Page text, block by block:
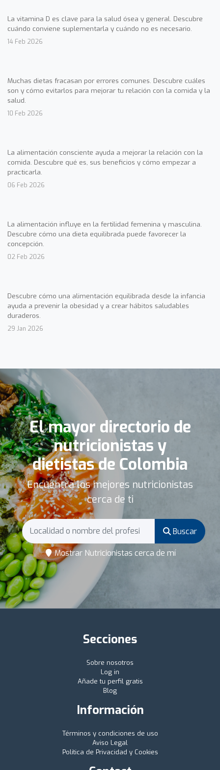
La vitamina D es clave para la salud ósea y general. Descubre
cuándo conviene suplementarla y cuándo no es necesario.
14 Feb 2026
Muchas dietas fracasan por errores comunes. Descubre cuáles
son y cómo evitarlos para mejorar tu relación con la comida y la
salud.
10 Feb 2026
La alimentación consciente ayuda a mejorar la relación con la
comida. Descubre qué es, sus beneficios y cómo empezar a
practicarla.
06 Feb 2026
La alimentación influye en la fertilidad femenina y masculina.
Descubre cómo una dieta equilibrada puede favorecer la
concepción.
02 Feb 2026
Descubre cómo una alimentación equilibrada desde la infancia
ayuda a prevenir la obesidad y a crear hábitos saludables
duraderos.
29 Jan 2026
El mayor directorio de
nutricionistas y
dietistas de Colombia
Encuentra los mejores nutricionistas
cerca de ti
Buscar
Mostrar Nutricionistas cerca de mí
Secciones
Sobre nosotros
Log in
Añade tu perfil gratis
Blog
Información
Términos y condiciones de uso
Aviso Legal
Política de Privacidad y Cookies